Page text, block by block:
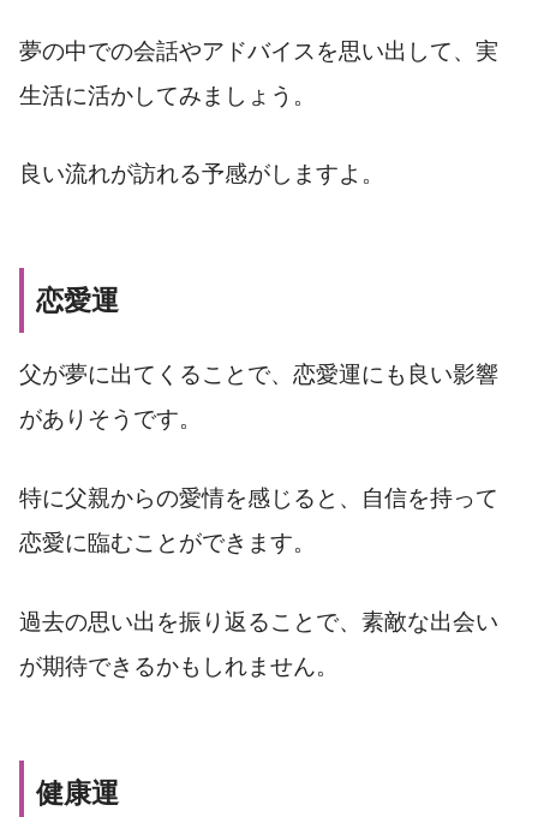
夢の中での会話やアドバイスを思い出して、実
生活に活かしてみましょう。
良い流れが訪れる予感がしますよ。
恋愛運
父が夢に出てくることで、恋愛運にも良い影響
がありそうです。
特に父親からの愛情を感じると、自信を持って
恋愛に臨むことができます。
過去の思い出を振り返ることで、素敵な出会い
が期待できるかもしれません。
健康運